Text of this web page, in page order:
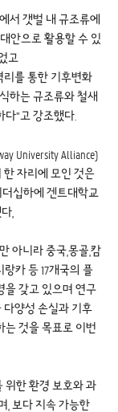
서 갯벌 내 규조류에
안으로 활용할 수 있
고
리를 통한 기후변화
하는 규조류와 철새
”고 강조했다.
University Alliance)
한 자리에 모인 것은
더십하에 겐트대학교
,
아니라 중국,몽골,캄
카 등 17개국의 플
을 갖고 있으며 연구
다양성 손실과 기후
는 것을 목표로 이번
위한 환경 보호와 과
, 보다 지속 가능한